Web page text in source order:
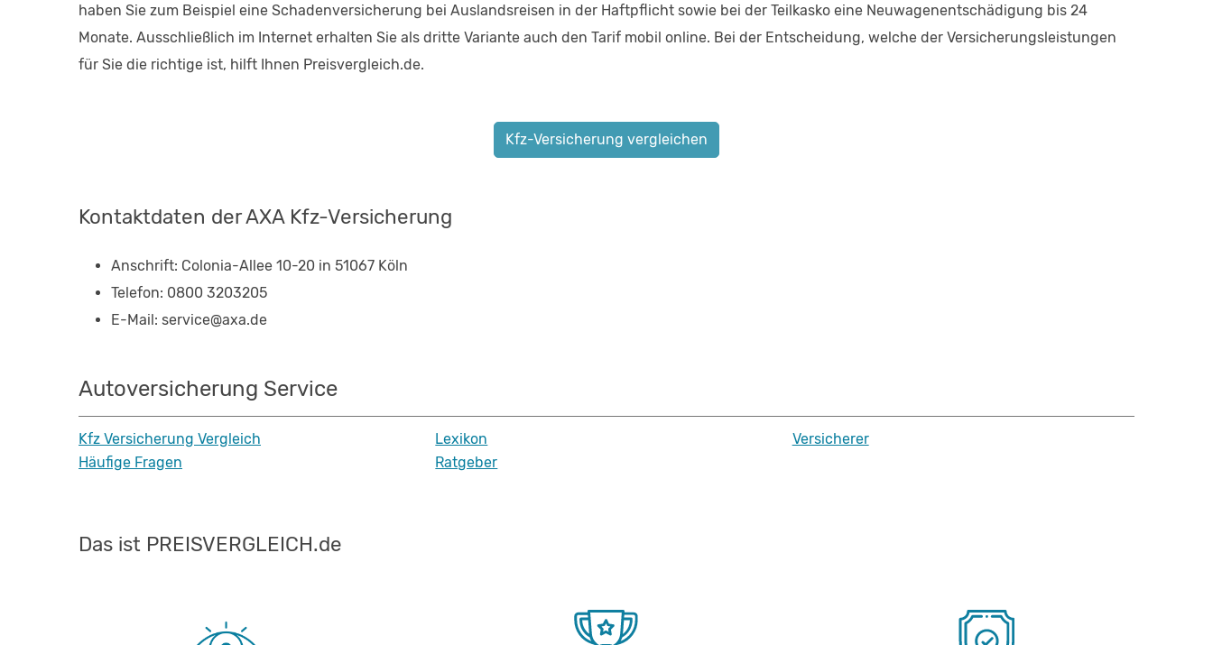
haben Sie zum Beispiel eine Schadenversicherung bei Auslandsreisen in der Haftpflicht sowie bei der Teilkasko eine Neuwagenentschädigung bis 24
Monate. Ausschließlich im Internet erhalten Sie als dritte Variante auch den Tarif mobil online. Bei der Entscheidung, welche der Versicherungsleistungen
für Sie die richtige ist, hilft Ihnen Preisvergleich.de.
Kfz-Versicherung vergleichen
Kontaktdaten der AXA Kfz-Versicherung
Anschrift: Colonia-Allee 10-20 in 51067 Köln
Telefon: 0800 3203205
E-Mail: service@axa.de
Autoversicherung Service
Kfz Versicherung Vergleich
Häufige Fragen
Lexikon
Ratgeber
Versicherer
Das ist PREISVERGLEICH.de